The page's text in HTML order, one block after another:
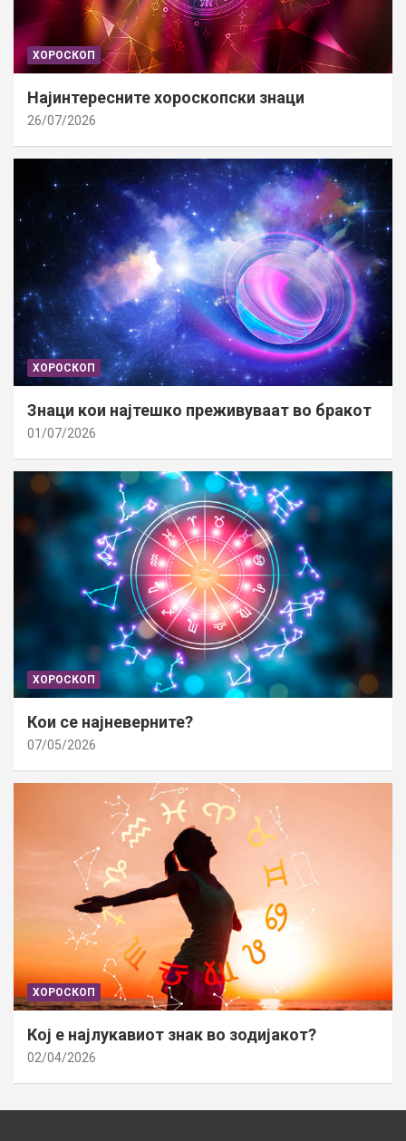
ХОРОСКОП
Најинтересните хороскопски знаци
26/07/2026
ХОРОСКОП
Знаци кои најтешко преживуваат во бракот
01/07/2026
ХОРОСКОП
Кои се најневерните?
07/05/2026
ХОРОСКОП
Кој е најлукавиот знак во зодијакот?
02/04/2026